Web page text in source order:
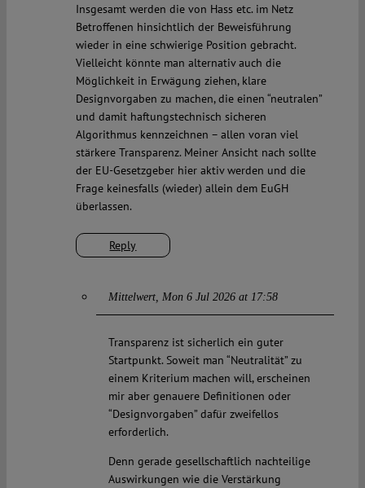
Reply
Insgesamt werden die von Hass etc. im Netz
Betroffenen hinsichtlich der Beweisführung
wieder in eine schwierige Position gebracht.
Vielleicht könnte man alternativ auch die
Möglichkeit in Erwägung ziehen, klare
Designvorgaben zu machen, die einen “neutralen”
und damit haftungstechnisch sicheren
Algorithmus kennzeichnen – allen voran viel
stärkere Transparenz. Meiner Ansicht nach sollte
der EU-Gesetzgeber hier aktiv werden und die
Frage keinesfalls (wieder) allein dem EuGH
überlassen.
Mittelwert Mon 6 Jul 2026 at 17:58
Transparenz ist sicherlich ein guter
Startpunkt. Soweit man “Neutralität” zu
einem Kriterium machen will, erscheinen
mir aber genauere Definitionen oder
“Designvorgaben” dafür zweifellos
erforderlich.
Denn gerade gesellschaftlich nachteilige
Auswirkungen wie die Verstärkung